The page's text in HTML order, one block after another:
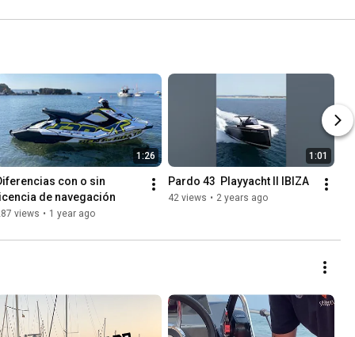
1:26
con o sin
licencia de navegación
views • 1 year ago
1:01
Pardo 43  Playyacht II IBIZA
42 views • 2 years ago